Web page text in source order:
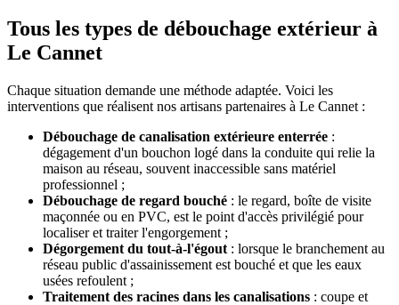
Tous les types de débouchage extérieur à
Le Cannet
Chaque situation demande une méthode adaptée. Voici les
interventions que réalisent nos artisans partenaires à Le Cannet :
Débouchage de canalisation extérieure enterrée :
dégagement d'un bouchon logé dans la conduite qui relie la
maison au réseau, souvent inaccessible sans matériel
professionnel ;
Débouchage de regard bouché : le regard, boîte de visite
maçonnée ou en PVC, est le point d'accès privilégié pour
localiser et traiter l'engorgement ;
Dégorgement du tout-à-l'égout : lorsque le branchement au
réseau public d'assainissement est bouché et que les eaux
usées refoulent ;
Traitement des racines dans les canalisations : coupe et